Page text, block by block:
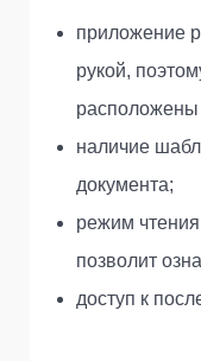
приложение
рукой,
расположены
наличие
документа;
режим
позволит
доступ к